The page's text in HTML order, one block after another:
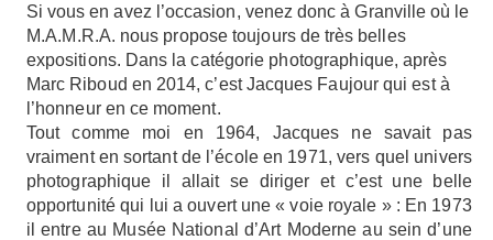
Si vousenavez l’occasion, venezdonc àGranvilleoù le
M.A.M .R.A. nous proposetoujours de très bell es
expositions. Dans lacatégorie photographique, après
Marc Riboud en 2014,c’estJacques Faujourquiest à
l’honneur en ce moment.
Toutcomme moi en 1964, Jacques ne savait pas
vraimentensortantde l’écol e en 1971,vers quel univers
photographique il allait se diriger et c’est une bell e
opportunitéqui ui aouvert une «voie royale » : En 1973
i lentre au Musée Nationa d’Art Moderneau seind’une